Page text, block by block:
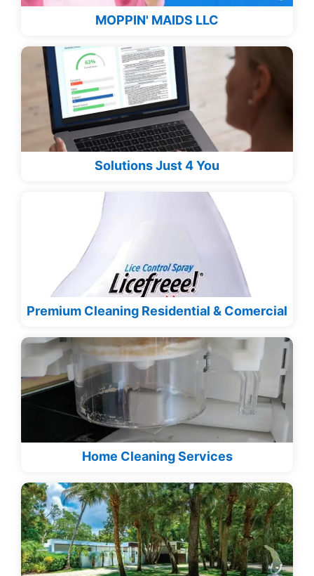
MOPPIN' MAIDS LLC
Solutions Just 4 You
Premium Cleaning Residential & Comercial
Home Cleaning Services